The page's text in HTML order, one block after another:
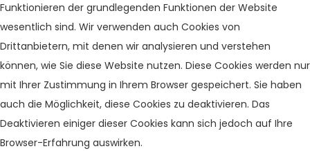
Funktionieren der grundlegenden Funktionen der Website
wesentlich sind. Wir verwenden auch Cookies von
Drittanbietern, mit denen wir analysieren und verstehen
können, wie Sie diese Website nutzen. Diese Cookies werden nur
mit Ihrer Zustimmung in Ihrem Browser gespeichert. Sie haben
auch die Möglichkeit, diese Cookies zu deaktivieren. Das
Deaktivieren einiger dieser Cookies kann sich jedoch auf Ihre
Browser-Erfahrung auswirken.